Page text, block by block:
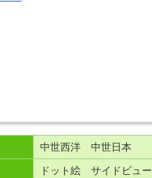
中世西洋 中世日本
ドット絵 サイドビュー